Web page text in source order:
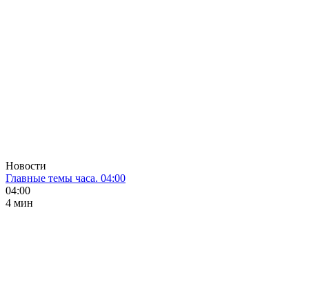
Новости
Главные темы часа. 04:00
04:00
4 мин